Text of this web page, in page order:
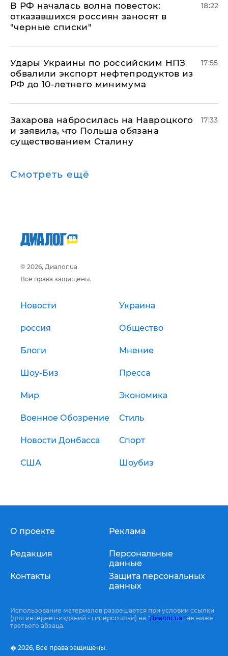
​В РФ началась волна повесток:
отказавшихся россиян заносят в
"черные списки"
18:22
Удары Украины по российским НПЗ
обвалили экспорт нефтепродуктов из
РФ до 10-летнего минимума
17:55
​Захарова набросилась на Навроцкого
и заявила, что Польша обязана
существованием Сталину
17:33
Смотреть ещё
© 2026, Диалог.ua
Все права защищены.
Новости Украина
россия Общество
Блоги Мнение
Шоу-Биз Пресса
Мир Экономика
Военное Обозрение Стиль
Новости Донбасса Спорт
США Шоубиз
О проекте
Редакция
Контакты
Реклама
Персональные
данные
Защита персональных
данных
Использование материалов разрешается при условии ссылки
(для интернет-изданий - гиперссылки) на "Диалог.ua" не ниже
третьего абзаца.
� 2026, Все права защищены.